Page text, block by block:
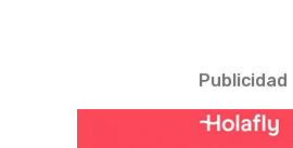
Publicidad